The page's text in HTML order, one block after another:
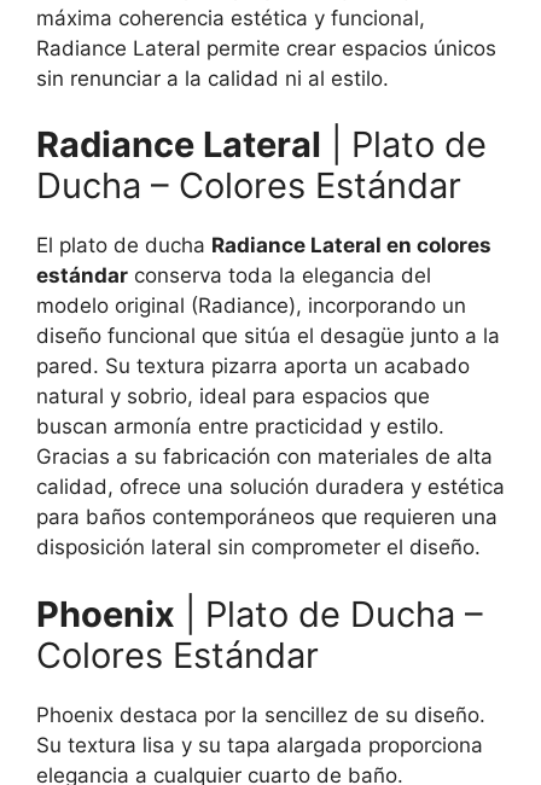
máxima coherencia estética y funcional,
Radiance Lateral permite crear espacios únicos
sin renunciar a la calidad ni al estilo.
Radiance Lateral | Plato de
Ducha – Colores Estándar
El plato de ducha Radiance Lateral en colores
estándar conserva toda la elegancia del
modelo original (Radiance), incorporando un
diseño funcional que sitúa el desagüe junto a la
pared. Su textura pizarra aporta un acabado
natural y sobrio, ideal para espacios que
buscan armonía entre practicidad y estilo.
Gracias a su fabricación con materiales de alta
calidad, ofrece una solución duradera y estética
para baños contemporáneos que requieren una
disposición lateral sin comprometer el diseño.
Phoenix | Plato de Ducha –
Colores Estándar
Phoenix destaca por la sencillez de su diseño.
Su textura lisa y su tapa alargada proporciona
elegancia a cualquier cuarto de baño.